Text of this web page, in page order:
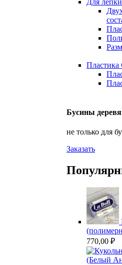
Для лепки
Пластика
Бусины
не только для
Заказать
770,00 ₽